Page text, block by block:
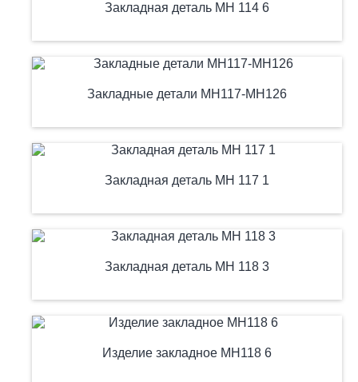
Закладная деталь МН 114 6
Закладные детали МН117-МН126
Закладная деталь МН 117 1
Закладная деталь МН 118 3
Изделие закладное МН118 6